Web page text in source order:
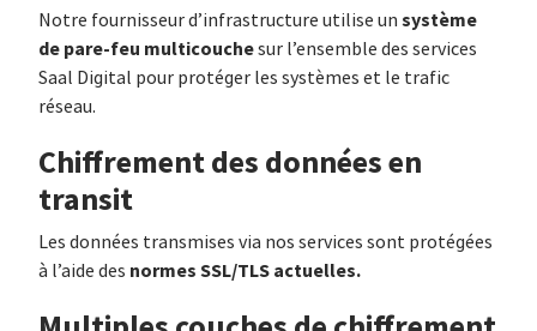
Notre fournisseur d’infrastructure utilise un système
de pare-feu multicouchesur l’ensemble des services
Saal Digital pour protéger les systèmes et le trafic
réseau.
Chiffrement des données en
transit
Les données transmises via nos services sont protégées
à l’aide des normes SSL/TLS actuelles.